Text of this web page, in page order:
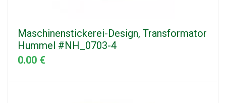
Maschinenstickerei-Design, Transformator
Hummel #NH_0703-4
0.00 €